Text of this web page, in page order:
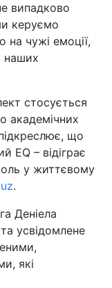
випадково
керуємо
чужі емоції,
наших
стосується
академічних
що
EQ – відіграє
у життєвому
.
Деніела
усвідомлене
які